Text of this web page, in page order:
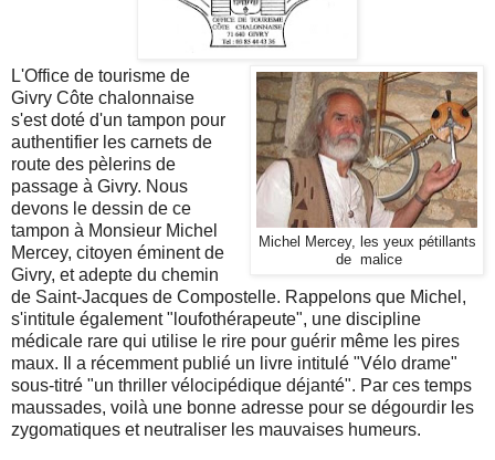
Michel Mercey, les yeux pétillants
de malice
L'Office de tourisme de
Givry Côte chalonnaise
s'est doté d'un tampon pour
authentifier les carnets de
route des pèlerins de
passage à Givry. Nous
devons le dessin de ce
tampon à Monsieur Michel
Mercey, citoyen éminent de
Givry, et adepte du chemin
de Saint-Jacques de Compostelle. Rappelons que Michel,
s'intitule également "loufothérapeute", une discipline
médicale rare qui utilise le rire pour guérir même les pires
maux. Il a récemment publié un livre intitulé "Vélo drame"
sous-titré "un thriller vélocipédique déjanté". Par ces temps
maussades, voilà une bonne adresse pour se dégourdir les
zygomatiques et neutraliser les mauvaises humeurs.